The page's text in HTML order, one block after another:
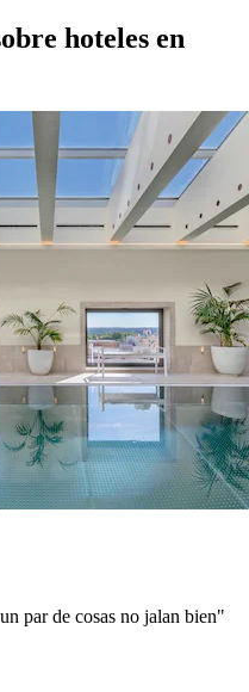
hoteles en
par de cosas no jalan bien"